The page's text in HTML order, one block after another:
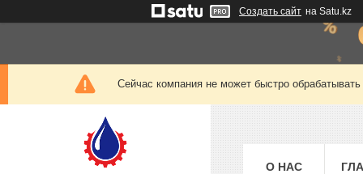
Создать сайт на Satu.kz
Сейчас компания не может быстро
О НАС